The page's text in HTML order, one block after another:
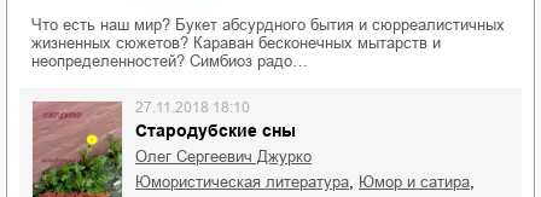
Что есть наш мир? Букет абсурдного бытия и сюрреалистичных
жизненных сюжетов? Караван бесконечных мытарств и
неопределенностей? Симбиоз радо…
Стародубские сны
27.11.2018 18:10
Олег Сергеевич Джурко
юмористическая литература
юмор и сатира